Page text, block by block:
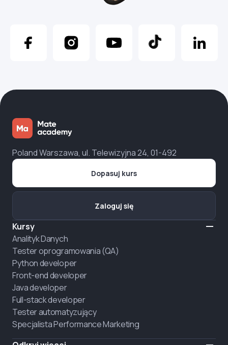
Poland Warszawa, ul. Telewizyjna 24, 01-492
Kursy
Analityk Danych
Tester oprogramowania (QA)
Python developer
Front-end developer
Java developer
Full-stack developer
Tester automatyzujący
Specjalista Performance Marketing
Dopasuj kurs
Zaloguj się